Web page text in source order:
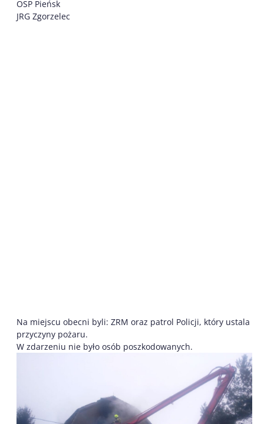
OSP Pieńsk
JRG Zgorzelec
Na miejscu obecni byli: ZRM oraz patrol Policji, który ustala
przyczyny pożaru.
W zdarzeniu nie było osób poszkodowanych.